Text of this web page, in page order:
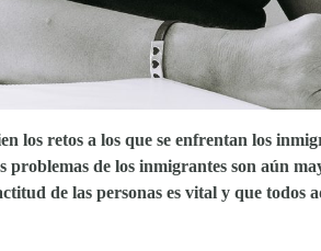
los retos a los que se enfrentan los
de los inmigrantes son aún
de las personas es vital y que todos